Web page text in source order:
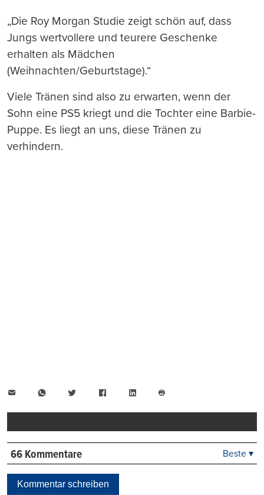
„Die Roy Morgan Studie zeigt schön auf, dass
Jungs wertvollere und teurere Geschenke
erhalten als Mädchen
(Weihnachten/Geburtstage).“
Viele Tränen sind also zu erwarten, wenn der
Sohn eine PS5 kriegt und die Tochter eine Barbie-
Puppe. Es liegt an uns, diese Tränen zu
verhindern.
WhatsAppTwitter FacebookLinkedIn
drucken
66 Kommentare Beste ▾
Kommentar schreiben